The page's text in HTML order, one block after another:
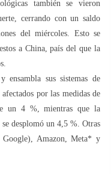
también se vieron
cerrando con un saldo
del miércoles. Esto se
a China, país del que la
sus sistemas de
por las medidas de
un 4 %, mientras que la
desplomó un 4,5 %. Otras
Google), Amazon, Meta* y